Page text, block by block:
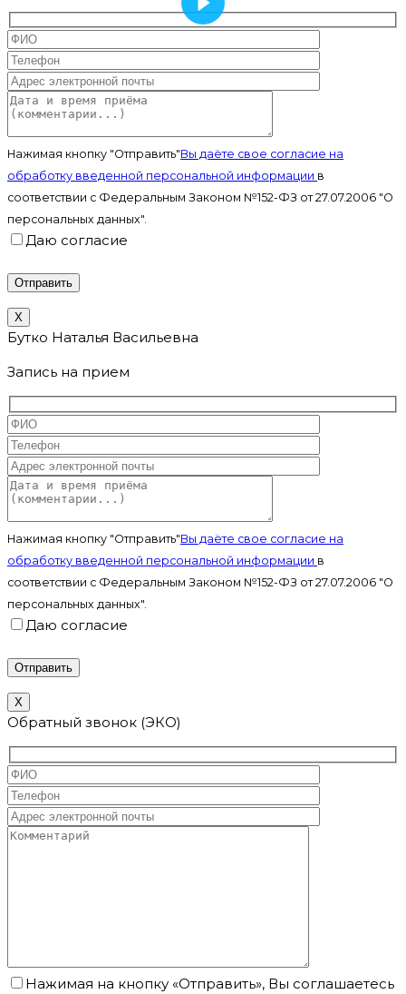
Нажимая кнопку "Отправить"Вы даёте свое согласие на
обработку введенной персональной информации в
соответствии с Федеральным Законом №152-ФЗ от 27.07.2006 "О
персональных данных".
Даю согласие
X
Бутко Наталья Васильевна
Запись на прием
Нажимая кнопку "Отправить"Вы даёте свое согласие на
обработку введенной персональной информации в
соответствии с Федеральным Законом №152-ФЗ от 27.07.2006 "О
персональных данных".
Даю согласие
X
Обратный звонок (ЭКО)
Нажимая на кнопку «Отправить», Вы соглашаетесь